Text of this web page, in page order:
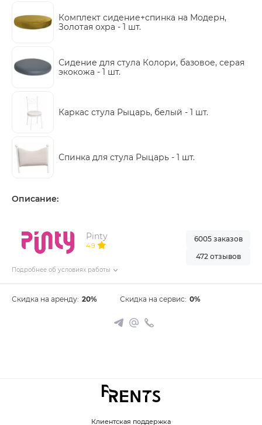
Комплект сидение+спинка на Модерн,
Золотая охра - 1 шт.
Сидение для стула Колори, базовое, серая
экокожа - 1 шт.
Каркас стула Рыцарь, белый - 1 шт.
Спинка для стула Рыцарь - 1 шт.
Описание:
Pinty
4.9
Подробнее об условиях работы
6005 заказов
472 отзывов
Скидка на аренду: 20% Скидка на сервис: 0%
Клиентская поддержка